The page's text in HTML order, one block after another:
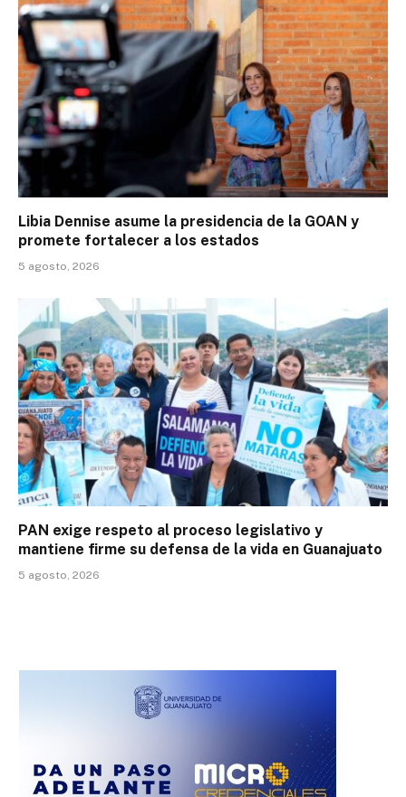
Libia Dennise asume la presidencia de la GOAN y
promete fortalecer a los estados
5 agosto, 2026
PAN exige respeto al proceso legislativo y
mantiene firme su defensa de la vida en Guanajuato
5 agosto, 2026